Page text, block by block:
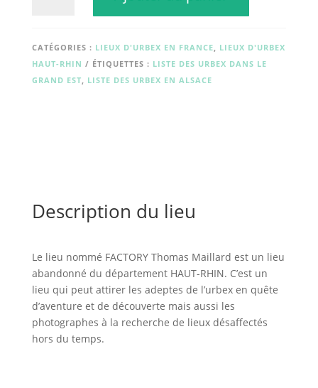
Maillard
CATÉGORIES : LIEUX D'URBEX EN FRANCE, LIEUX D'URBEX
HAUT-RHIN
ÉTIQUETTES : LISTE DES URBEX DANS LE
GRAND EST, LISTE DES URBEX EN ALSACE
Description du lieu
Le lieu nommé FACTORY Thomas Maillard est un lieu
abandonné du département HAUT-RHIN. C’est un
lieu qui peut attirer les adeptes de l’urbex en quête
d’aventure et de découverte mais aussi les
photographes à la recherche de lieux désaffectés
hors du temps.